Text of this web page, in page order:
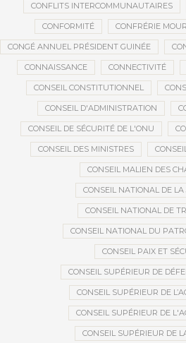
CONFLITS INTERCOMMUNAUTAIRES
CONFORMITÉ CONFRÉRIE
CONGÉ ANNUEL PRÉSIDENT GUINÉE
CONNAISSANCE CONNECTIVITÉ
CONSEIL CONSTITUTIONNEL
CONSEIL D'ADMINISTRATION
CONSEIL DE SÉCURITÉ DE L'ONU
CONSEIL DES MINISTRES
CONSEIL MALIEN DES
CONSEIL NATIONAL DE LA
CONSEIL NATIONAL DE
CONSEIL NATIONAL DU
CONSEIL PAIX ET
CONSEIL SUPÉRIEUR DE
CONSEIL SUPÉRIEUR DE
CONSEIL SUPÉRIEUR DE
CONSEIL SUPÉRIEUR DE